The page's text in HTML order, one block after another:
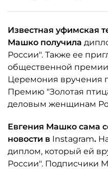
Известная уфимская
Машко получила
России". Также ее
общественной премии
Церемония вручения
Премию "Золотая
деловым женщинам
Евгения Машко сама
новости в Instagram.
диплом, который ей
России". Подписчики